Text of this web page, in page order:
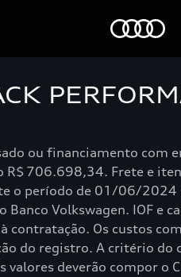
ou financiamento com
706.698,34. Frete e
o período de 01/06/
Volkswagen. IOF e
Os custos
do registro. A critério
deverão compor